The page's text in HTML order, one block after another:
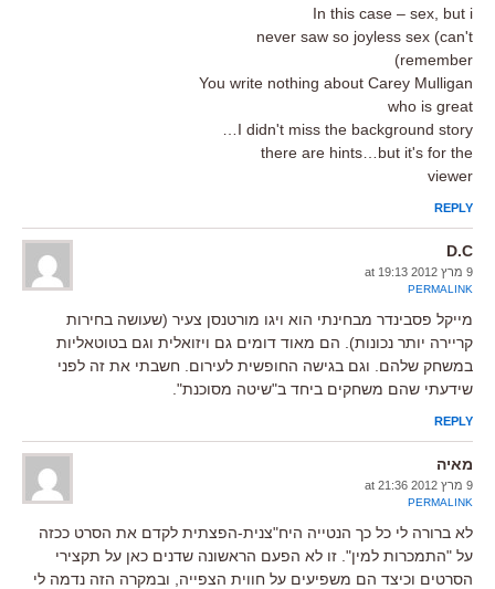
In this case – sex, but i
never saw so joyless sex (can't
remember)
You write nothing about Carey Mulligan
who is great
I didn't miss the background story…
there are hints…but it's for the
viewer
REPLY
D.C
9 מרץ 2012 at 19:13
PERMALINK
מייקל פסבינדר מבחינתי הוא ויגו מורטנסן צעיר (שעושה בחירות
קריירה יותר נכונות). הם מאוד דומים גם ויזואלית וגם בטוטאליות
במשחק שלהם. וגם בגישה החופשית לעירום. חשבתי את זה לפני
שידעתי שהם משחקים ביחד ב"שיטה מסוכנת".
REPLY
מאיה
9 מרץ 2012 at 21:36
PERMALINK
לא ברורה לי כל כך הנטייה היח"צנית-הפצתית לקדם את הסרט ככזה
על "התמכרות למין". זו לא הפעם הראשונה שדנים כאן על תקצירי
הסרטים וכיצד הם משפיעים על חווית הצפייה, ובמקרה הזה נדמה לי